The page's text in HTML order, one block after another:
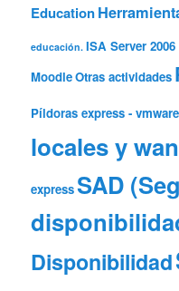
Education
educación. ISA Server 2006
MoodleOtras actividades
Píldoras express - vmware
locales y wan
expressSAD
Disponibilidad